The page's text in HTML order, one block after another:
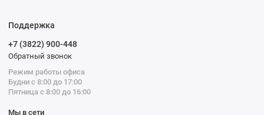
Поддержка
+7 (3822) 900-448
Обратный звонок
Режим работы офиса
Будни с 8:00 до 17:00
Пятница с 8:00 до 16:00
Мы в сети